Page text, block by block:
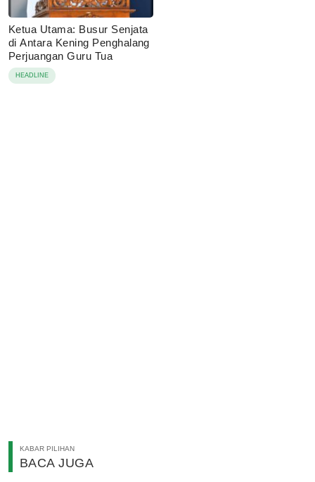
Ketua Utama: Busur Senjata
di Antara Kening Penghalang
Perjuangan Guru Tua
HEADLINE
KABAR PILIHAN
BACA JUGA